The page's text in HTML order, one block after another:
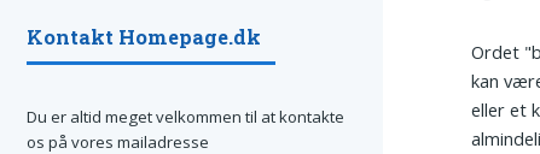
Ordet
kan
eller et
Kontakt Homepage.dk
Du er altid meget velkommen til at kontakte
os på vores mailadresse